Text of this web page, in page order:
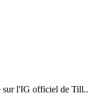
sur l'IG officiel de Till..